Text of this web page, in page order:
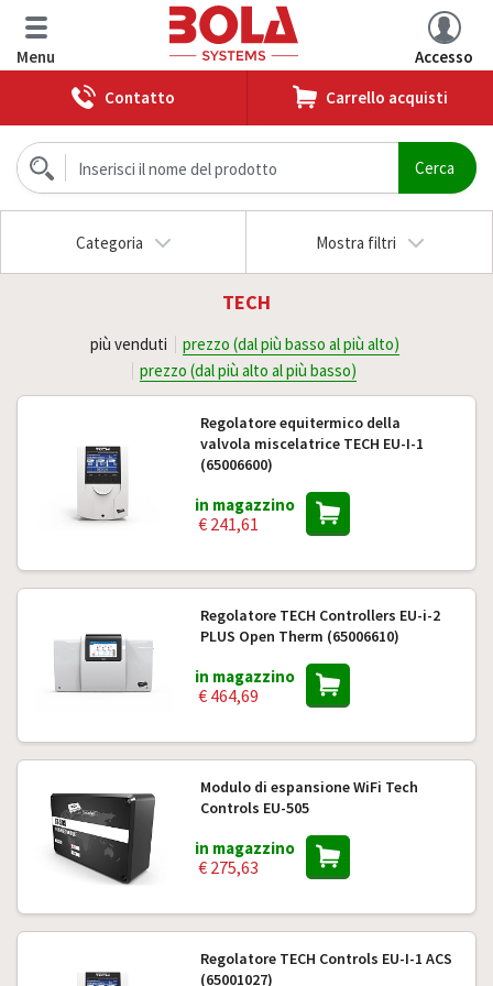
Menu
Accesso
Contatto
Carrello acquisti
Categoria Mostra filtri
TECH
più venduti
prezzo (dal più basso al più alto)
prezzo (dal più alto al più basso)
Regolatore equitermico della
valvola miscelatrice TECH EU-I-1
(65006600)
in magazzino
€ 241,61
Regolatore TECH Controllers EU-i-2
PLUS Open Therm (65006610)
in magazzino
€ 464,69
Modulo di espansione WiFi Tech
Controls EU-505
in magazzino
€ 275,63
Regolatore TECH Controls EU-I-1 ACS
(65001027)